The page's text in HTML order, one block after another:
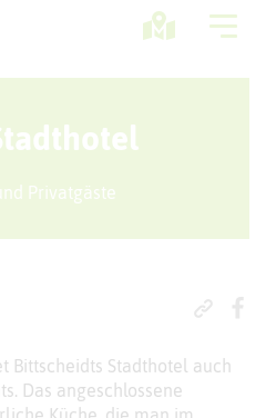
Privatgäste
Bittscheidts Stadthotel auch
Das angeschlossene